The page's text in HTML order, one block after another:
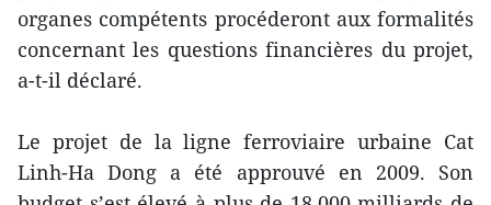
organes compétents procéderont aux formalités
concernant les questions financières du projet,
a-t-il déclaré.
Le projet de la ligne ferroviaire urbaine Cat
Linh-Ha Dong a été approuvé en 2009. Son